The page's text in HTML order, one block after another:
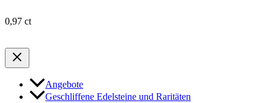
0,97 ct
Angebote
Geschliffene Edelsteine und Raritäten